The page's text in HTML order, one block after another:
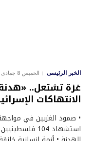
الخبر الرئيسى الخميس 8 جمادى الأولى 1447هـ 30-10-2025م
غزة تشتعل..
الانتهاكات
• صمود الغزيين في
استشهاد 104